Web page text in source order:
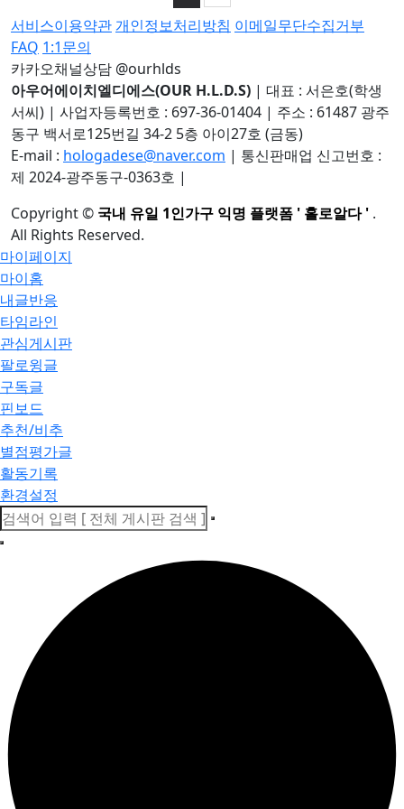
서비스이용약관 개인정보처리방침 이메일무단수집거부
FAQ 1:1문의
카카오채널상담 @ourhlds
아우어에이치엘디에스(OUR H.L.D.S) | 대표 : 서은호(학생
서씨) | 사업자등록번호 : 697-36-01404 | 주소 : 61487 광주
동구 백서로125번길 34-2 5층 아이27호 (금동)
E-mail : hologadese@naver.com | 통신판매업 신고번호 :
제 2024-광주동구-0363호 |
Copyright© 국내 유일 1인가구 익명 플랫폼 ' 홀로알다 ' .
All Rights Reserved.
마이페이지
마이홈
내글반응
타임라인
관심게시판
팔로윙글
구독글
핀보드
추천/비추
별점평가글
활동기록
환경설정